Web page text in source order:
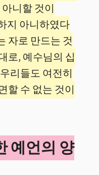
니할 것이
지 아니하였다
자로 만드는 것
로, 예수님의 십
리들도 여전히
할 수 없는 것이
예언의 양